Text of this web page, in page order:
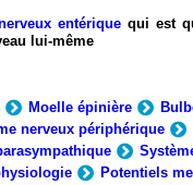
entérique qui est
lui-même
Moelle épinière
nerveux périphérique
Potentiels